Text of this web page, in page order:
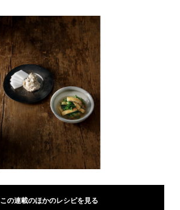
この連載のほかのレシピを見る